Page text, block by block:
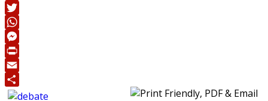
Facebook
Twitter
WhatsApp
Messenger
Print
Email
Share